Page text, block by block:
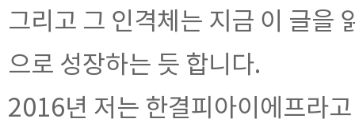
그리고 그 인격체는 지금 이 글을
으로 성장하는 듯 합니다.
2016년 저는 한결피아이에프라